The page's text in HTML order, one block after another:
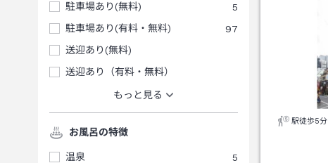
駐車場あり(無料)
5
駐車場あり(有料・無料)
97
送迎あり(無料)
送迎あり（有料・無料）
もっと見る
お風呂の特徴
温泉
5
駅徒歩5分